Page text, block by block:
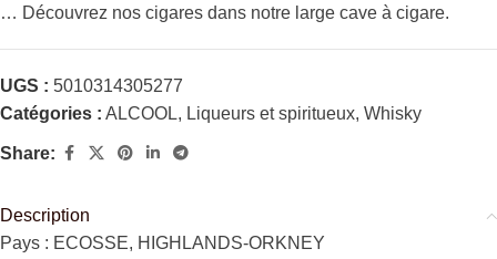
… Découvrez nos cigares dans notre large cave à cigare.
UGS : 5010314305277
Catégories : ALCOOL, Liqueurs et spiritueux, Whisky
Share:
Description
Pays : ECOSSE, HIGHLANDS-ORKNEY